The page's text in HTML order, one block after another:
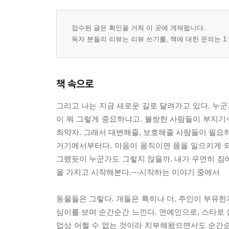
더 작아지려고 한다
잊지 마세요
접수된 글은 확인을 거쳐 이 곳에 게재됩니다.
독자 분들의 리뷰는 리뷰 쓰기를, 책에 대한 문의는
책 속으로
그리고 나는 지금 새로운 길로 달려가고 있다. 누
이 뭐 그렇게 중요하냐고. 불쌍한 사람들이 부지
최약자. 그래서 대변해줄, 보호해줄 사람들이 필
거기에서부터다. 마음이 움직이면 몸을 일으키게
그랬듯이 누군가도 그렇지 않을까. 내가 우연히
을 가지고 시작해본다.---시작하는 이야기 중에서
동물들은 그렇다. 개들은 특히나 더. 주인이 부유
심이를 보며 순간순간 느낀다. 연예인으로, 스타
업상 어쩔 수 없는 것이라 치부해왔으면서도 순